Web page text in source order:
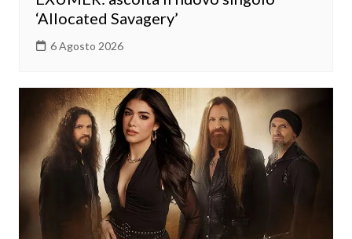
‘Allocated Savagery’
6 Agosto 2026